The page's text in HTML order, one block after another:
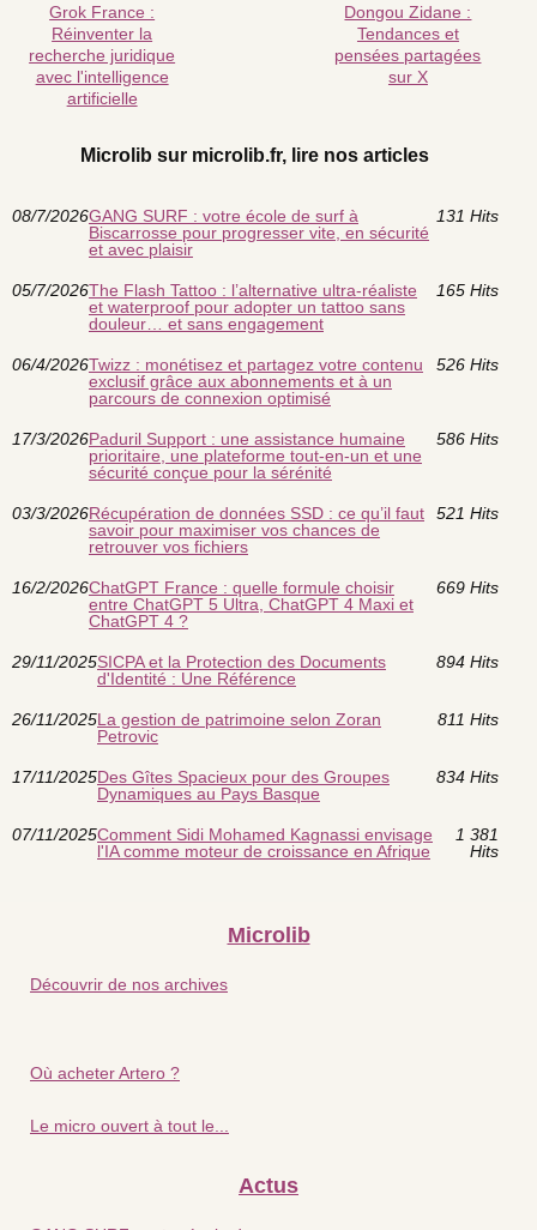
Grok France :
Réinventer la
recherche juridique
avec l'intelligence
artificielle
Dongou Zidane :
Tendances et
pensées partagées
sur X
Microlib sur microlib.fr, lire nos articles
08/7/2026GANG SURF : votre école de surf à
Biscarrosse pour progresser vite, en sécurité
et avec plaisir
131 Hits
05/7/2026The Flash Tattoo : l’alternative ultra-réaliste
et waterproof pour adopter un tattoo sans
douleur… et sans engagement
165 Hits
06/4/2026Twizz : monétisez et partagez votre contenu
exclusif grâce aux abonnements et à un
parcours de connexion optimisé
526 Hits
17/3/2026Paduril Support : une assistance humaine
prioritaire, une plateforme tout-en-un et une
sécurité conçue pour la sérénité
586 Hits
03/3/2026Récupération de données SSD : ce qu’il faut
savoir pour maximiser vos chances de
retrouver vos fichiers
521 Hits
16/2/2026ChatGPT France : quelle formule choisir
entre ChatGPT 5 Ultra, ChatGPT 4 Maxi et
ChatGPT 4 ?
669 Hits
29/11/2025SICPA et la Protection des Documents
d'Identité : Une Référence
894 Hits
26/11/2025La gestion de patrimoine selon Zoran
Petrovic
811 Hits
17/11/2025Des Gîtes Spacieux pour des Groupes
Dynamiques au Pays Basque
834 Hits
07/11/2025Comment Sidi Mohamed Kagnassi envisage
l'IA comme moteur de croissance en Afrique
1 381
Hits
Microlib
Découvrir de nos archives
Où acheter Artero ?
Le micro ouvert à tout le...
Actus